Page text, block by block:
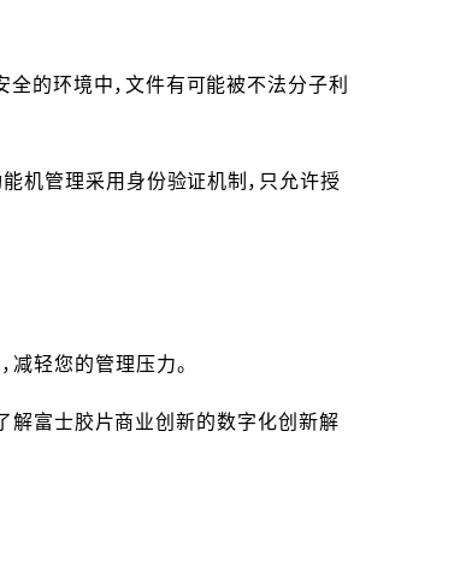
的环境中，文件有可能被不法分子利
机管理采用身份验证机制，只允许授
减轻您的管理压力。
解富士胶片商业创新的数字化创新解